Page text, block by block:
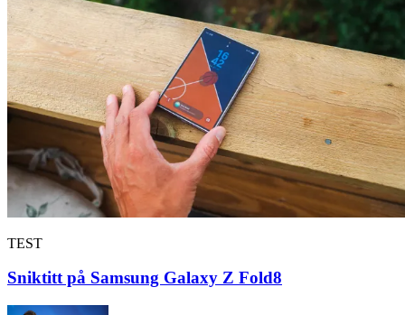
TEST
Sniktitt på Samsung Galaxy Z Fold8